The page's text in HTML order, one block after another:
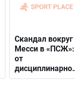
Скандал вокруг
Месси в «ПСЖ»:
от
решения до